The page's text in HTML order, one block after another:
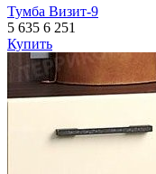
Тумба Визит-9
5 635 6 251
Купить